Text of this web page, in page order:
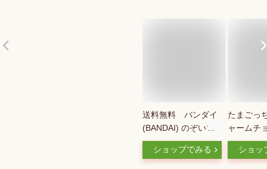
送料無料 バンダイ
(BANDAI) のぞいて
発見たまごっちグミ
グミキャンディ 食玩
ショップでみる
たまごっ
ャームチ
BOX（イ
チョコ
ショッ